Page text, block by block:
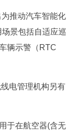
推动汽车智能化
景包括自适应巡
辆示警（RTC
电管理机构另有
于在航空器(含无